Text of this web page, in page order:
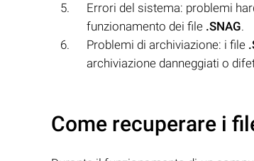
Errori del sistema: problemi
funzionamento dei file .SNAG.
Problemi di archiviazione: i file
archiviazione danneggiati o
Come recuperare i